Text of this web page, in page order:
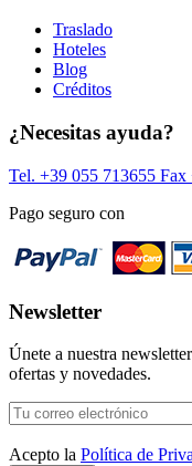
Traslado
Hoteles
Blog
Créditos
¿Necesitas ayuda?
Tel. +39 055 713655 Fax
Pago seguro con
Newsletter
Únete a nuestra
ofertas y novedades.
Acepto la Política de